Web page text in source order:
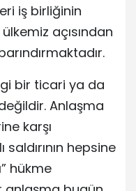
iş birliğinin
açısından
bir ticari ya da
Anlaşma
karşı
hepsine
hükme